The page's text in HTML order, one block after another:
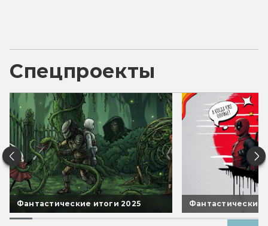
Спецпроекты
Фантастические итоги 2025 Фантастические